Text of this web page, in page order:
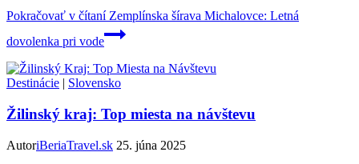
Pokračovať v čítaníZemplínska šírava Michalovce: Letná
dovolenka pri vode
Destinácie | Slovensko
Žilinský kraj: Top miesta na návštevu
AutoriBeriaTravel.sk 25. júna 2025